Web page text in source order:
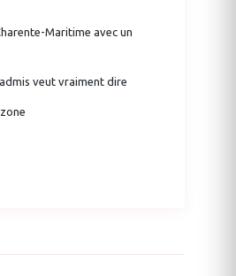
Maritime avec un
veut vraiment dire